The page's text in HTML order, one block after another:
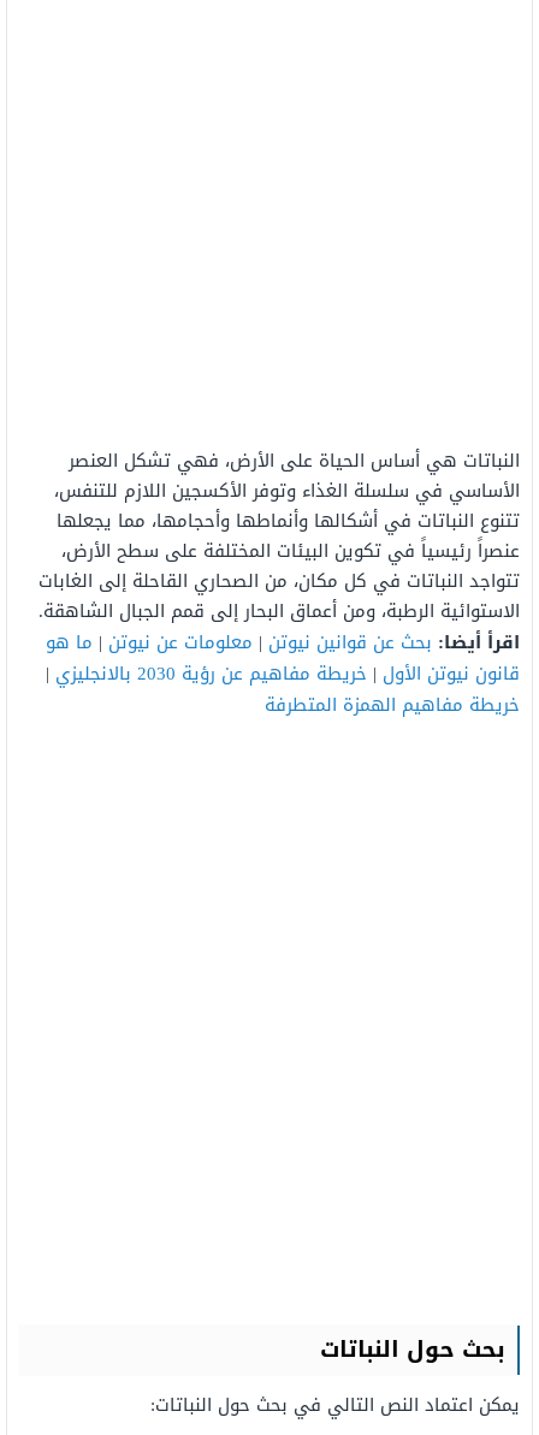
النباتات هي أساس الحياة على الأرض، فهي تشكل العنصر
الأساسي في سلسلة الغذاء وتوفر الأكسجين اللازم للتنفس،
تتنوع النباتات في أشكالها وأنماطها وأحجامها، مما يجعلها
عنصراً رئيسياً في تكوين البيئات المختلفة على سطح الأرض،
تتواجد النباتات في كل مكان، من الصحاري القاحلة إلى الغابات
الاستوائية الرطبة، ومن أعماق البحار إلى قمم الجبال الشاهقة.
اقرأ أيضا: بحث عن قوانين نيوتن | معلومات عن نيوتن | ما هو
قانون نيوتن الأول | خريطة مفاهيم عن رؤية 2030 بالانجليزي
|
خريطة مفاهيم الهمزة المتطرفة
بحث حول النباتات
يمكن اعتماد النص التالي في بحث حول النباتات: